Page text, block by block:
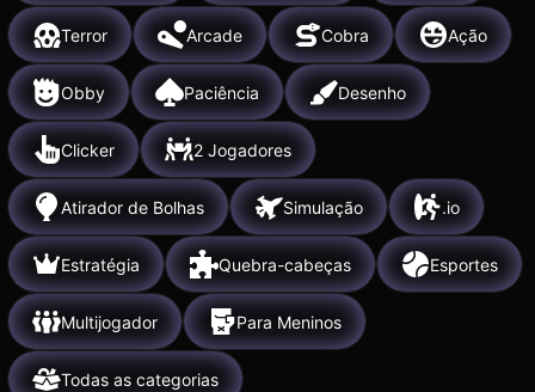
Terror Arcade Cobra Ação
Obby Paciência Desenho
Clicker 2 Jogadores
Atirador de Bolhas Simulação .io
Estratégia Quebra-cabeças Esportes
Multijogador Para Meninos
Todas as categorias